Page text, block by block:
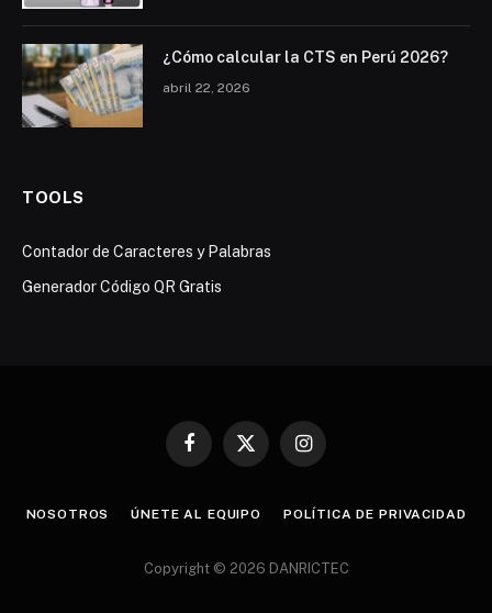
¿Cómo calcular la CTS en Perú 2026?
abril 22, 2026
TOOLS
Contador de Caracteres y Palabras
Generador Código QR Gratis
Facebook
X
Instagram
NOSOTROS ÚNETE AL EQUIPO POLÍTICA DE PRIVACIDAD
Copyright © 2026 DANRICTEC